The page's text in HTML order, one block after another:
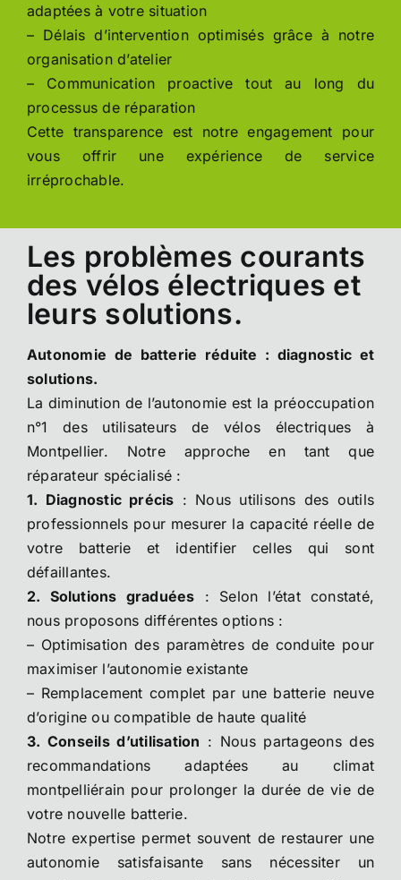
adaptées à votre situation
– Délais d’intervention optimisés grâce à notre
organisation d’atelier
– Communication proactive tout au long du
processus de réparation
Cette transparence est notre engagement pour
vous offrir une expérience de service
irréprochable.
Les problèmes courants
des vélos électriques et
leurs solutions.
Autonomie de batterie réduite : diagnostic et
solutions.
La diminution de l’autonomie est la préoccupation
n°1 des utilisateurs de vélos électriques à
Montpellier. Notre approche en tant que
réparateur spécialisé :
1. Diagnostic précis : Nous utilisons des outils
professionnels pour mesurer la capacité réelle de
votre batterie et identifier celles qui sont
défaillantes.
2. Solutions graduées : Selon l’état constaté,
nous proposons différentes options :
– Optimisation des paramètres de conduite pour
maximiser l’autonomie existante
– Remplacement complet par une batterie neuve
d’origine ou compatible de haute qualité
3. Conseils d’utilisation : Nous partageons des
recommandations adaptées au climat
montpelliérain pour prolonger la durée de vie de
votre nouvelle batterie.
Notre expertise permet souvent de restaurer une
autonomie satisfaisante sans nécessiter un